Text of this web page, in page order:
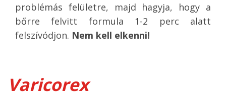
problémás felületre, majd hagyja, hogy a
bőrre felvitt formula 1-2 perc alatt
felszívódjon. Nem kell elkenni!
Varicorex